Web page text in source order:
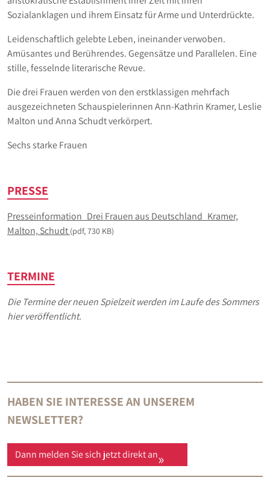
Sozialanklagen und ihrem Einsatz für Arme und Unterdrückte.
Leidenschaftlich gelebte Leben, ineinander verwoben.
Amüsantes und Berührendes. Gegensätze und Parallelen. Eine
stille, fesselnde literarische Revue.
Die drei Frauen werden von den erstklassigen mehrfach
ausgezeichneten Schauspielerinnen Ann-Kathrin Kramer, Leslie
Malton und Anna Schudt verkörpert.
Sechs starke Frauen
PRESSE
Presseinformation_Drei Frauen aus Deutschland_Kramer,
Malton, Schudt (pdf, 730 KB)
TERMINE
Die Termine der neuen Spielzeit werden im Laufe des Sommers
hier veröffentlicht.
HABEN SIE INTERESSE AN UNSEREM
NEWSLETTER?
Dann melden Sie sich jetzt direkt an